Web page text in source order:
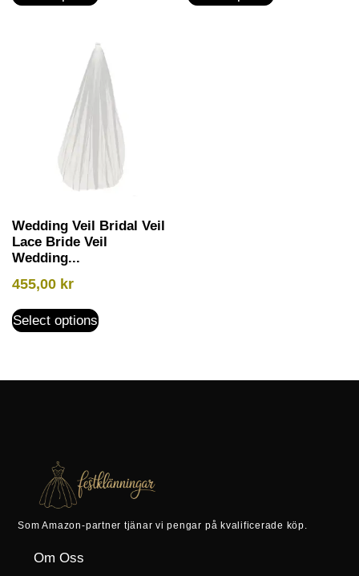
Wedding Veil Bridal Veil
Lace Bride Veil
Wedding...
455,00 kr
Select options
Som Amazon-partner tjänar vi pengar på kvalificerade köp.
Om Oss